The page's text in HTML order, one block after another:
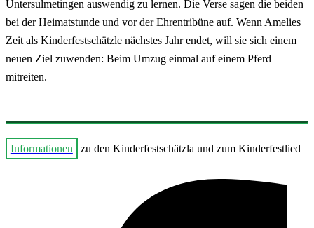
Untersulmetingen auswendig zu lernen. Die Verse sagen die beiden
bei der Heimatstunde und vor der Ehrentribüne auf. Wenn Amelies
Zeit als Kinderfestschätzle nächstes Jahr endet, will sie sich einem
neuen Ziel zuwenden: Beim Umzug einmal auf einem Pferd
mitreiten.
Informationen zu den Kinderfestschätzla und zum Kinderfestlied